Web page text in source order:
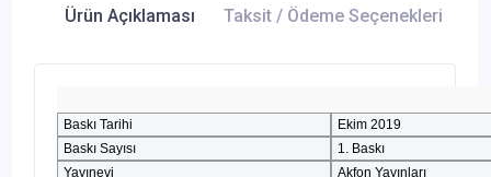
Ürün Açıklaması Taksit / Ödeme Seçenekleri
Baskı Tarihi
Ekim 2019
Baskı Sayısı
1. Baskı
Yayınevi
Akfon Yayınları